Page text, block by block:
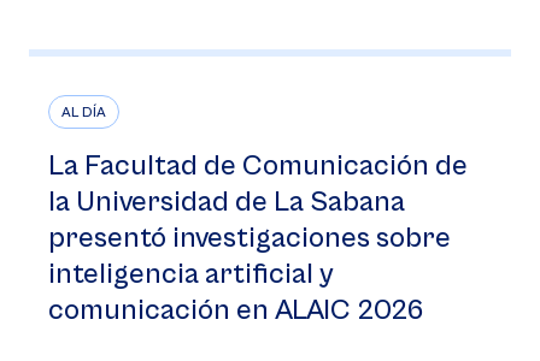
AL DÍA
La Facultad de Comunicación de
la Universidad de La Sabana
presentó investigaciones sobre
inteligencia artificial y
comunicación en ALAIC 2026